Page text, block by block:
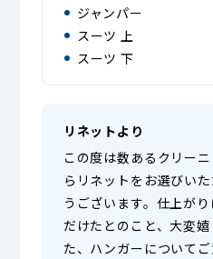
ジャンパー
スーツ 上
スーツ 下
リネットより
この度は数あるクリー
らリネットをお選びい
うございます。仕上が
だけたとのこと、大変
た、ハンガーについて